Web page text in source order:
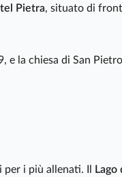
Pietra, situato di
e la chiesa di San
i più allenati. Il